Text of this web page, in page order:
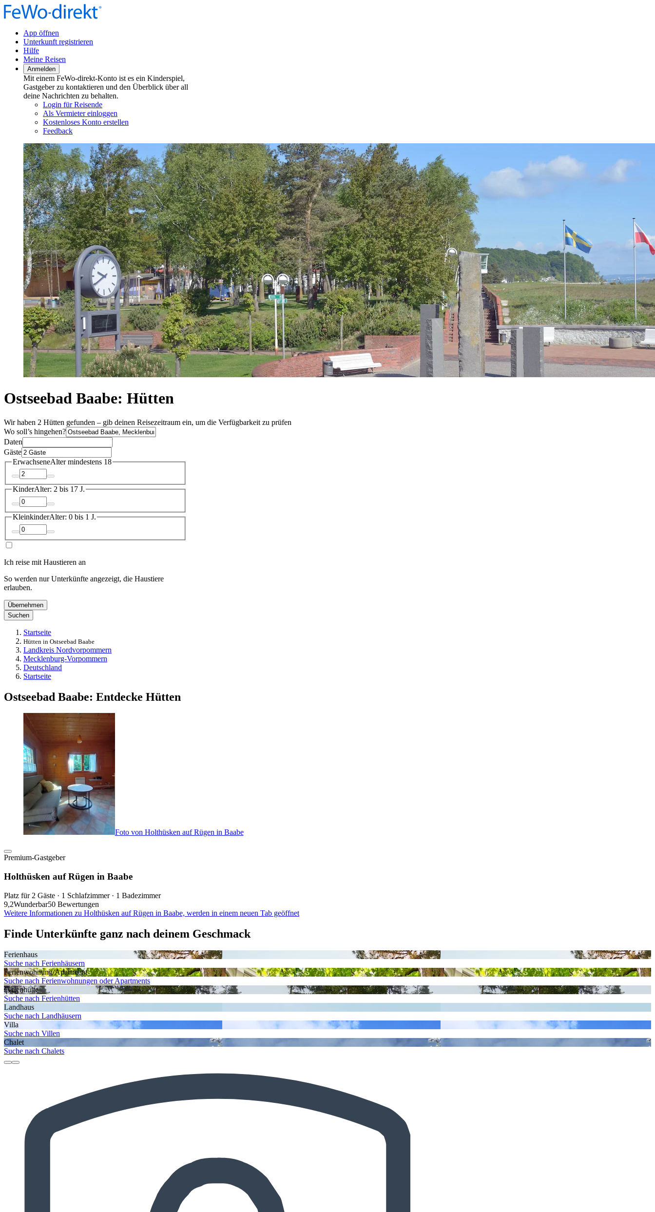
App öffnen
Unterkunft registrieren
Hilfe
Meine Reisen
Anmelden
Mit einem FeWo-direkt-Konto ist es ein Kinderspiel,
Gastgeber zu kontaktieren und den Überblick über all
deine Nachrichten zu behalten.
Login für Reisende
Als Vermieter einloggen
Kostenloses Konto erstellen
Feedback
Ostseebad Baabe: Hütten
Wir haben 2 Hütten gefunden – gib deinen Reisezeitraum ein, um die Verfügbarkeit zu prüfen
Wo soll’s hingehen?
Daten
Gäste
ErwachseneAlter mindestens 18
KinderAlter: 2 bis 17 J.
KleinkinderAlter: 0 bis 1 J.
Ich reise mit Haustieren an
So werden nur Unterkünfte angezeigt, die Haustiere
erlauben.
Übernehmen
Suchen
Startseite
Hütten in Ostseebad Baabe
Landkreis Nordvorpommern
Mecklenburg-Vorpommern
Deutschland
Startseite
Ostseebad Baabe: Entdecke Hütten
Foto von Holthüsken auf Rügen in Baabe
Premium-Gastgeber
Holthüsken auf Rügen in Baabe
Platz für 2 Gäste · 1 Schlafzimmer · 1 Badezimmer
9,2Wunderbar50 Bewertungen
Weitere Informationen zu Holthüsken auf Rügen in Baabe, werden in einem neuen Tab geöffnet
Finde Unterkünfte ganz nach deinem Geschmack
Ferienhaus
Suche nach Ferienhäusern
Ferienwohnung/Apartment
Suche nach Ferienwohnungen oder Apartments
Ferienhütte
Suche nach Ferienhütten
Landhaus
Suche nach Landhäusern
Villa
Suche nach Villen
Chalet
Suche nach Chalets